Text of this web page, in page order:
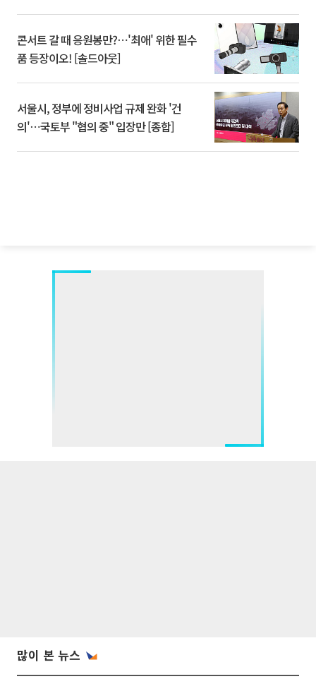
콘서트 갈 때 응원봉만?⋯'최애' 위한 필수
품 등장이오! [솔드아웃]
서울시, 정부에 정비사업 규제 완화 '건
의'⋯국토부 "협의 중" 입장만 [종합]
많이 본 뉴스